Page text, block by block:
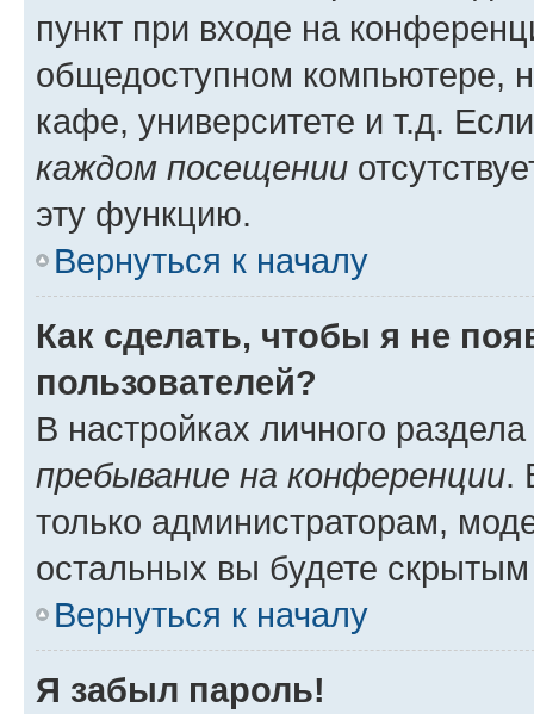
пункт при входе на
общедоступном компьютере,
кафе, университете и т.д.
каждом посещении
эту функцию.
Вернуться к началу
Как сделать, чтобы я не
пользователей?
В настройках личного
пребывание на конференции.
только администраторам,
остальных вы будете
Вернуться к началу
Я забыл пароль!